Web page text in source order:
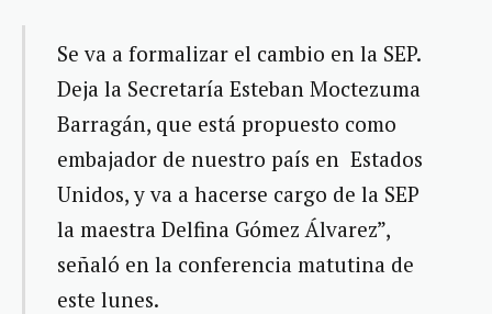
Se va a formalizar el cambio en la SEP.
Deja la Secretaría Esteban Moctezuma
Barragán, que está propuesto como
embajador de nuestro país en Estados
Unidos, y va a hacerse cargo de la SEP
la maestra Delfina Gómez Álvarez”,
señaló en la conferencia matutina de
este lunes.